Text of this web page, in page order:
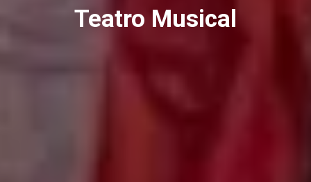
Teatro Musical